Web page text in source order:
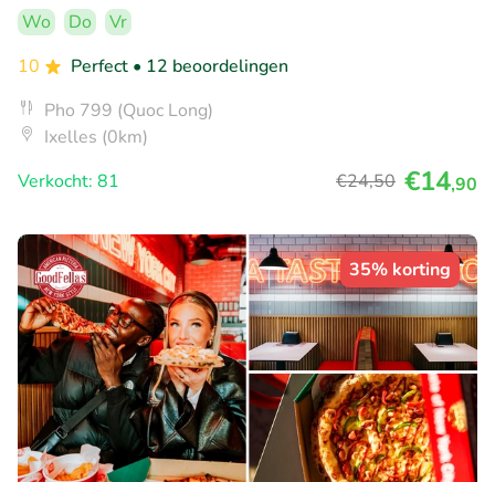
Wo Do
Vr
10
Perfect • 12 beoordelingen
Pho 799 (Quoc Long)
Ixelles (0km)
Verkocht: 81
€24,50 €14,90
35% korting